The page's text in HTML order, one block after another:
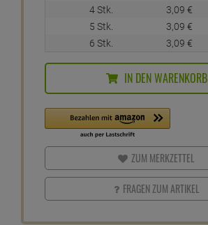
4 Stk.
3,09 €
5 Stk.
3,09 €
6 Stk.
3,09 €
IN DEN WARENKORB
ZUM MERKZETTEL
FRAGEN ZUM ARTIKEL